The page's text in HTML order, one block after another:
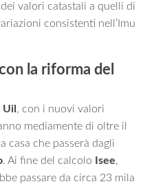
valori catastali a quelli di
consistenti nell’Imu
la riforma del
Uil , con i nuovi valori
mediamente di oltre il
casa che passerà dagli
. Ai fine del calcolo Isee,
passare da circa 23 mila